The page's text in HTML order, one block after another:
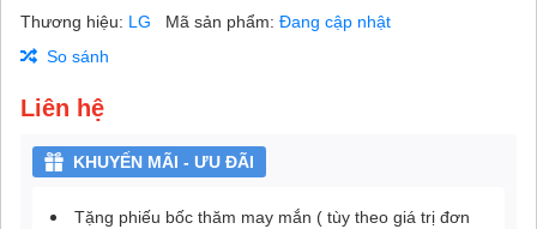
Thương hiệu: LG Mã sản phẩm: Đang cập nhật
So sánh
Liên hệ
KHUYẾN MÃI - ƯU ĐÃI
Tặng phiếu bốc thăm may mắn ( tùy theo giá trị đơn